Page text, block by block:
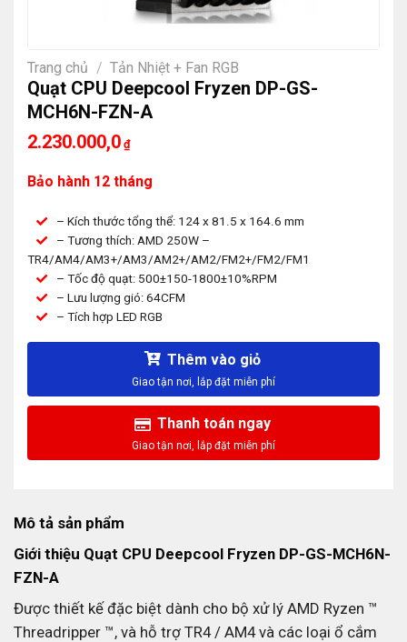
Trang chủ / Tản Nhiệt + Fan RGB
Quạt CPU Deepcool Fryzen DP-GS-
MCH6N-FZN-A
2.230.000,0 ₫
Bảo hành 12 tháng
– Kích thước tổng thể: 124 x 81.5 x 164.6 mm
– Tương thích: AMD 250W –
TR4/AM4/AM3+/AM3/AM2+/AM2/FM2+/FM2/FM1
– Tốc độ quạt: 500±150-1800±10%RPM
– Lưu lượng gió: 64CFM
– Tích hợp LED RGB
Thêm vào giỏ
Thanh toán ngay
Mô tả sản phẩm
Giới thiệu Quạt CPU Deepcool Fryzen DP-GS-MCH6N-
FZN-A
Được thiết kế đặc biệt dành cho bộ xử lý AMD Ryzen ™
Threadripper ™, và hỗ trợ TR4 / AM4 và các loại ổ cắm